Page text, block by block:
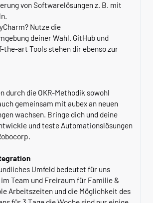
von Softwarelösungen z. B. mit
Nutze die
deiner Wahl. GitHub und
the-art Tools stehen dir ebenso zur
durch die OKR-Methodik sowohl
gemeinsam mit aubex an neuen
wachsen. Bringe dich und deine
und teste Automationslösungen
Umfeld bedeutet für uns
Team und Freiraum für Familie &
Arbeitszeiten und die Möglichkeit des